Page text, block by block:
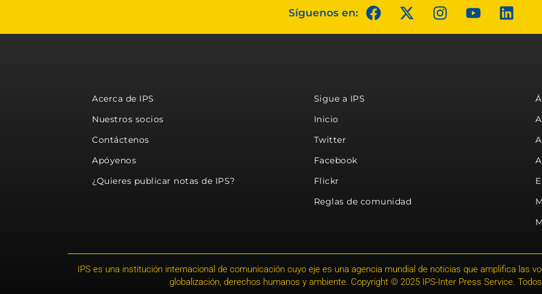
Síguenos en:
Acerca de IPS
Nuestros socios
Contáctenos
Apóyenos
¿Quieres publicar notas de IPS?
Sigue a IPS
Inicio
Twitter
Facebook
Flickr
Reglas de comunidad
IPS es una institución internacional de comunicación cuyo eje es una agencia mundial de noticias que amplifica las
globalización, derechos humanos y ambiente. Copyright © 2025 IPS-Inter Press Service.